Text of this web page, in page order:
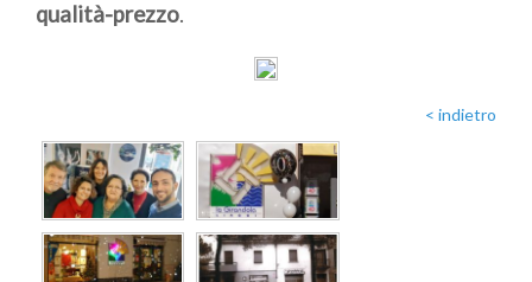
qualità-prezzo.
< indietro